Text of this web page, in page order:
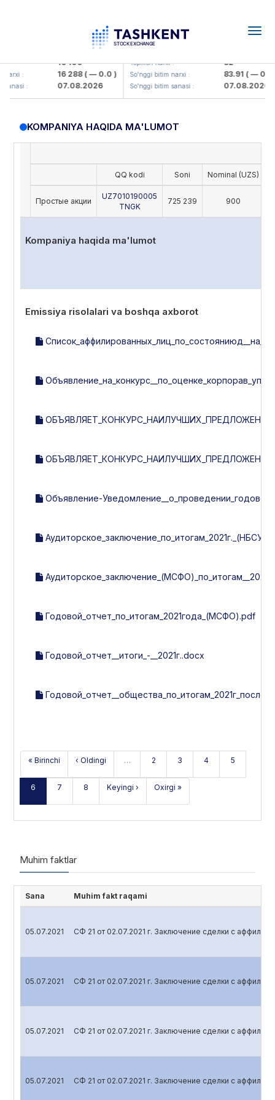
16 100
: 16 288( — 0.0 )
: 07.08.2026
KFSK (<Kafolat sug'urta
Yopilish narxi : 82
So'nggi bitim narxi : 83.91( — 0.0 )
So'nggi bitim sanasi : 07.08.2026
KOMPANIYA HAQIDA MA'LUMOT
QQ kodi Soni Nominal (UZS)
Простые акции
UZ7010190005
TNGK
725 239 900
Kompaniya haqida ma'lumot
Emissiya risolalari va boshqa axborot
Объявление-
Годовой_отчет_по_итогам_2021года_(МСФО).pdf
Годовой_отчет__итоги_-__2021г..docx
« Birinchi ‹ Oldingi … 2 3 4 5
6 7 8 Keyingi › Oxirgi »
Muhim faktlar
Sana Muhim fakt raqami
05.07.2021 СФ 21 от 02.07.2021 г. Заключение сделки с
05.07.2021 СФ 21 от 02.07.2021 г. Заключение сделки с
05.07.2021 СФ 21 от 02.07.2021 г. Заключение сделки с
05.07.2021 СФ 21 от 02.07.2021 г. Заключение сделки с